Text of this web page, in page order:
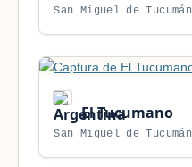
San Miguel de Tucumán
El Tucumano
San Miguel de Tucumán